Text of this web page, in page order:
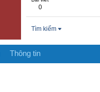
0
Tìm kiếm
Thông tin